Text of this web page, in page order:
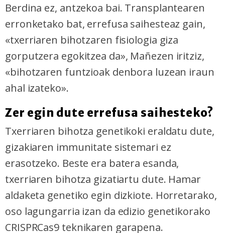
Berdina ez, antzekoa bai. Transplantearen
erronketako bat, errefusa saihesteaz gain,
«txerriaren bihotzaren fisiologia giza
gorputzera egokitzea da», Mañezen iritziz,
«bihotzaren funtzioak denbora luzean iraun
ahal izateko».
Zer egin dute errefusa saihesteko?
Txerriaren bihotza genetikoki eraldatu dute,
gizakiaren immunitate sistemari ez
erasotzeko. Beste era batera esanda,
txerriaren bihotza gizatiartu dute. Hamar
aldaketa genetiko egin dizkiote. Horretarako,
oso lagungarria izan da edizio genetikorako
CRISPRCas9 teknikaren garapena.